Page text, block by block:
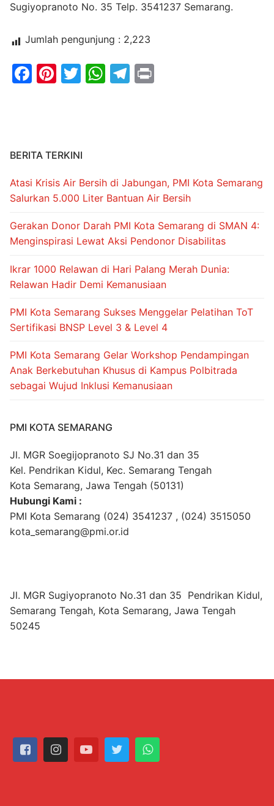
Sugiyopranoto No. 35 Telp. 3541237 Semarang.
Jumlah pengunjung : 2,223
Facebook
Pinterest
Twitter
WhatsApp
Telegram
BERITA TERKINI
Atasi Krisis Air Bersih di Jabungan, PMI Kota Semarang
Salurkan 5.000 Liter Bantuan Air Bersih
Gerakan Donor Darah PMI Kota Semarang di SMAN 4:
Menginspirasi Lewat Aksi Pendonor Disabilitas
Ikrar 1000 Relawan di Hari Palang Merah Dunia:
Relawan Hadir Demi Kemanusiaan
PMI Kota Semarang Sukses Menggelar Pelatihan ToT
Sertifikasi BNSP Level 3 & Level 4
PMI Kota Semarang Gelar Workshop Pendampingan
Anak Berkebutuhan Khusus di Kampus Polbitrada
sebagai Wujud Inklusi Kemanusiaan
PMI KOTA SEMARANG
Jl. MGR Soegijopranoto SJ No.31 dan 35
Kel. Pendrikan Kidul, Kec. Semarang Tengah
Kota Semarang, Jawa Tengah (50131)
Hubungi Kami :
PMI Kota Semarang (024) 3541237 , (024) 3515050
kota_semarang@pmi.or.id
Jl. MGR Sugiyopranoto No.31 dan 35 Pendrikan Kidul,
Semarang Tengah, Kota Semarang, Jawa Tengah
50245